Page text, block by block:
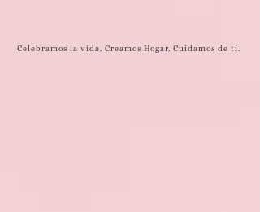
Celebramos la vida, Creamos Hogar, Cuidamos de tí.